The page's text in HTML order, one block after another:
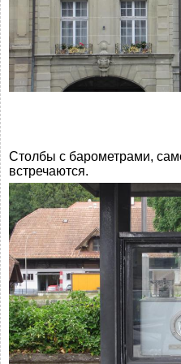
Столбы с барометрами,
встречаются.